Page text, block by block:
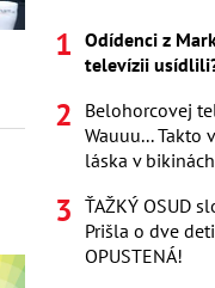
Odídenci z
televízii
Belohorcovej
Wauuu... Takto
láska v
ŤAŽKÝ OSUD
Prišla o dve
OPUSTENÁ!